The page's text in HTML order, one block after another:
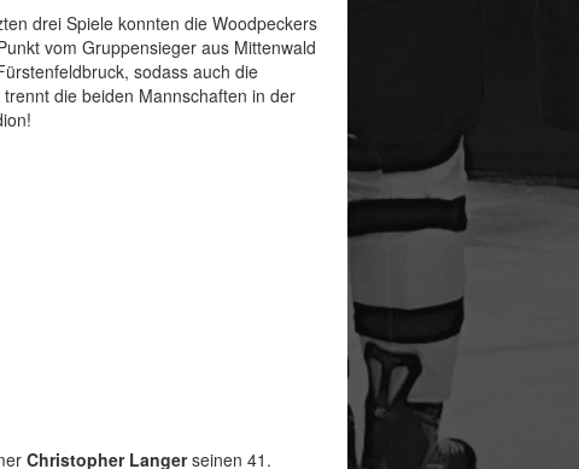
drei Spiele konnten die Woodpeckers
vom Gruppensieger aus Mittenwald
sodass auch die
die beiden Mannschaften in der
Christopher Langerseinen 41.